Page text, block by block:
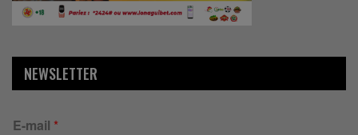
NEWSLETTER
E-mail *